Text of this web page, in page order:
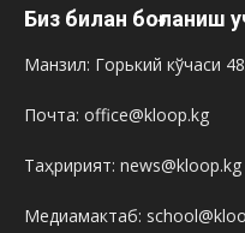
Биз билан боғланиш
Манзил: Горький кўчаси
Почта: office@kloop.kg
Таҳририят: news@kloop.kg
Медиамактаб: